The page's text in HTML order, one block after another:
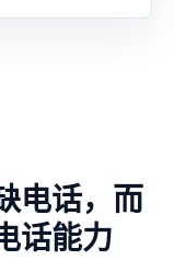
电话，而
话能力